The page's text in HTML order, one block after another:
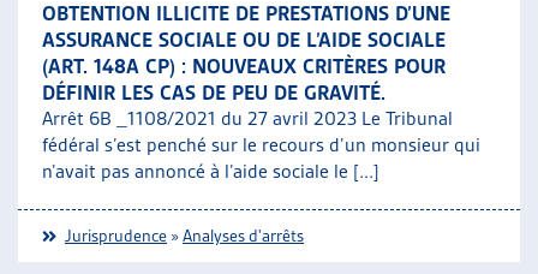
OBTENTION ILLICITE DE PRESTATIONS D’UNE
ASSURANCE SOCIALE OU DE L’AIDE SOCIALE
(ART. 148A CP) : NOUVEAUX CRITÈRES POUR
DÉFINIR LES CAS DE PEU DE GRAVITÉ.
Arrêt 6B _1108/2021 du 27 avril 2023 Le Tribunal
fédéral s’est penché sur le recours d’un monsieur qui
n’avait pas annoncé à l’aide sociale le [...]
Jurisprudence »Analyses d'arrêts